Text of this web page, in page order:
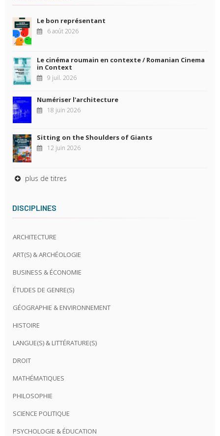
Le bon représentant
6 août 2026
Le cinéma roumain en contexte / Romanian Cinema
in Context
9 juil. 2026
Numériser l'architecture
18 juin 2026
Sitting on the Shoulders of Giants
12 juin 2026
plus de titres
DISCIPLINES
ARCHITECTURE
ART(S) & ARCHÉOLOGIE
BUSINESS & ÉCONOMIE
ÉTUDES DE GENRE(S)
GÉOGRAPHIE & ENVIRONNEMENT
HISTOIRE
LANGUE(S) & LITTÉRATURE(S)
DROIT
MATHÉMATIQUES
PHILOSOPHIE
SCIENCE POLITIQUE
PSYCHOLOGIE & ÉDUCATION